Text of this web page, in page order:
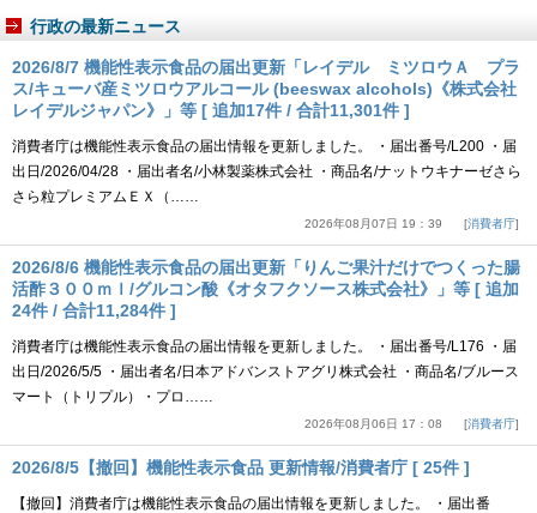
行政の最新ニュース
2026/8/7 機能性表示食品の届出更新「レイデル ミツロウＡ プラ
ス/キューバ産ミツロウアルコール (beeswax alcohols)《株式会社
レイデルジャパン》」等 [ 追加17件 / 合計11,301件 ]
消費者庁は機能性表示食品の届出情報を更新しました。 ・届出番号/L200 ・届
出日/2026/04/28 ・届出者名/小林製薬株式会社 ・商品名/ナットウキナーゼさら
さら粒プレミアムＥＸ（……
2026年08月07日 19：39 消費者庁
2026/8/6 機能性表示食品の届出更新「りんご果汁だけでつくった腸
活酢３００ｍｌ/グルコン酸《オタフクソース株式会社》」等 [ 追加
24件 / 合計11,284件 ]
消費者庁は機能性表示食品の届出情報を更新しました。 ・届出番号/L176 ・届
出日/2026/5/5 ・届出者名/日本アドバンストアグリ株式会社 ・商品名/ブルース
マート（トリプル）・プロ……
2026年08月06日 17：08 消費者庁
2026/8/5【撤回】機能性表示食品 更新情報/消費者庁 [ 25件 ]
【撤回】消費者庁は機能性表示食品の届出情報を更新しました。 ・届出番